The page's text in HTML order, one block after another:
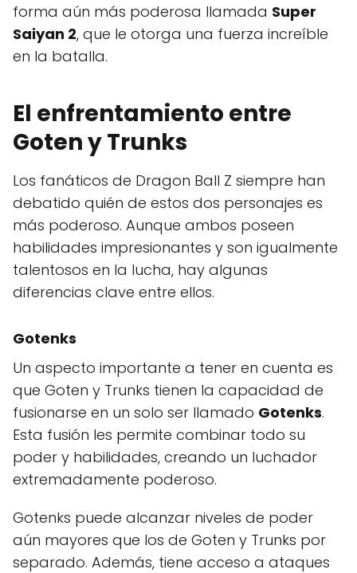
forma aún más poderosa llamada Super
Saiyan 2, que le otorga una fuerza increíble
en la batalla.
El enfrentamiento entre
Goten y Trunks
Los fanáticos de Dragon Ball Z siempre han
debatido quién de estos dos personajes es
más poderoso. Aunque ambos poseen
habilidades impresionantes y son igualmente
talentosos en la lucha, hay algunas
diferencias clave entre ellos.
Gotenks
Un aspecto importante a tener en cuenta es
que Goten y Trunks tienen la capacidad de
fusionarse en un solo ser llamado Gotenks.
Esta fusión les permite combinar todo su
poder y habilidades, creando un luchador
extremadamente poderoso.
Gotenks puede alcanzar niveles de poder
aún mayores que los de Goten y Trunks por
separado. Además, tiene acceso a ataques